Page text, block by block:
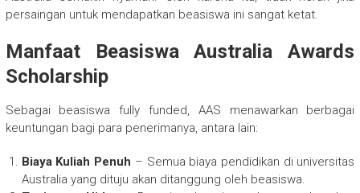
persaingan untuk mendapatkan beasiswa ini sangat ketat.
Manfaat Beasiswa Australia Awards
Scholarship
Sebagai beasiswa fully funded, AAS menawarkan berbagai
keuntungan bagi para penerimanya, antara lain:
Biaya Kuliah Penuh – Semua biaya pendidikan di universitas
Australia yang dituju akan ditanggung oleh beasiswa.